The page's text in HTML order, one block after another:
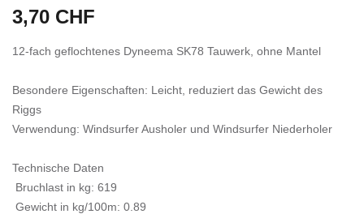
3,70 CHF
12-fach geflochtenes Dyneema SK78 Tauwerk, ohne Mantel
Besondere Eigenschaften: Leicht, reduziert das Gewicht des
Riggs
Verwendung: Windsurfer Ausholer und Windsurfer Niederholer
Technische Daten
 Bruchlast in kg: 619
 Gewicht in kg/100m: 0.89